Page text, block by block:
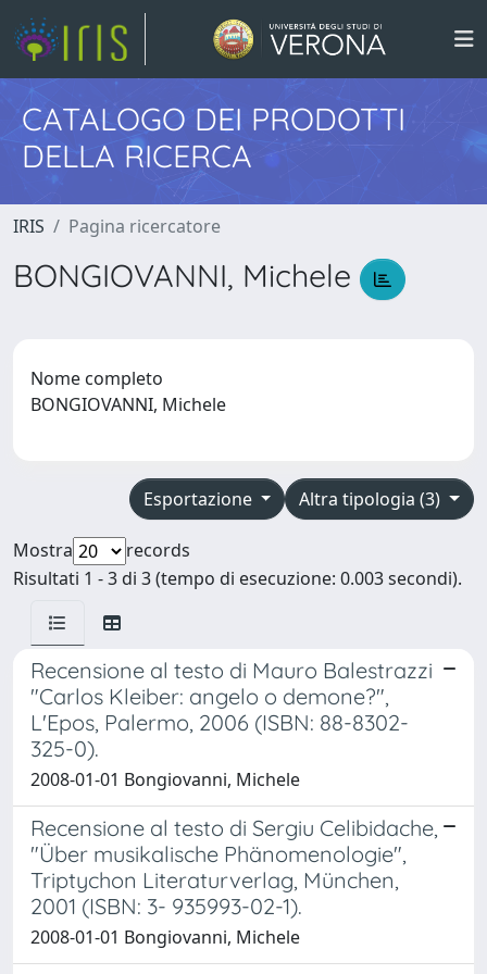
CATALOGO DEI PRODOTTI
DELLA RICERCA
IRIS Pagina ricercatore
BONGIOVANNI, Michele
Nome completo
BONGIOVANNI, Michele
Altra tipologia (3)
Esportazione
Mostra
records
Risultati 1 - 3 di 3 (tempo di esecuzione: 0.003 secondi).
Recensione al testo di Mauro Balestrazzi
"Carlos Kleiber: angelo o demone?",
L'Epos, Palermo, 2006 (ISBN: 88-8302-
325-0).
2008-01-01 Bongiovanni, Michele
Recensione al testo di Sergiu Celibidache,
"Über musikalische Phänomenologie",
Triptychon Literaturverlag, München,
2001 (ISBN: 3- 935993-02-1).
2008-01-01 Bongiovanni, Michele